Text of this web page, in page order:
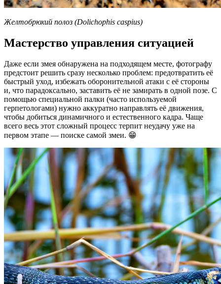
Желтобрюхий полоз (Dolichophis caspius)
Мастерство управления ситуацией
Даже если змея обнаружена на подходящем месте, фотографу
предстоит решить сразу несколько проблем: предотвратить её
быстрый уход, избежать оборонительной атаки с её стороны
и, что парадоксально, заставить её не замирать в одной позе. С
помощью специальной палки (часто используемой
герпетологами) нужно аккуратно направлять её движения,
чтобы добиться динамичного и естественного кадра. Чаще
всего весь этот сложный процесс терпит неудачу уже на
первом этапе — поиске самой змеи. 😁